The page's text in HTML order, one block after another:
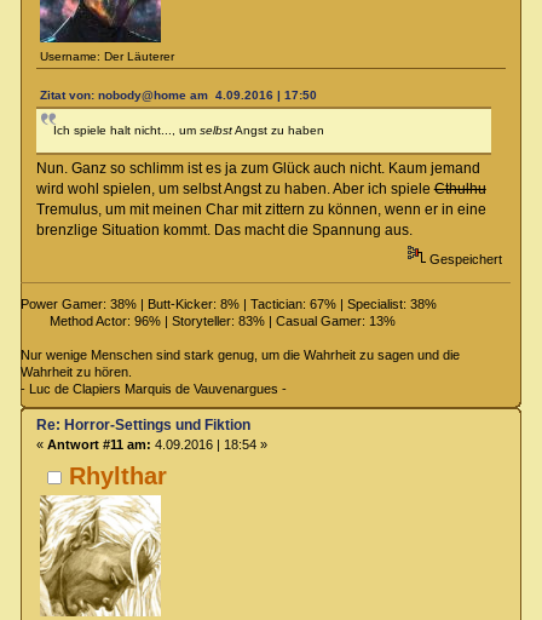
Username: Der Läuterer
Zitat von: nobody@home am 4.09.2016 | 17:50
Ich spiele halt nicht..., um selbstAngst zu haben
Nun. Ganz so schlimm ist es ja zum Glück auch nicht. Kaum jemand
wird wohl spielen, um selbst Angst zu haben. Aber ich spieleCthulhu
Tremulus, um mit meinen Char mit zittern zu können, wenn er in eine
brenzlige Situation kommt. Das macht die Spannung aus.
Gespeichert
Power Gamer: 38% | Butt-Kicker: 8% | Tactician: 67% | Specialist: 38%
Method Actor: 96% | Storyteller: 83% | Casual Gamer: 13%
Nur wenige Menschen sind stark genug, um die Wahrheit zu sagen und die
Wahrheit zu hören.
- Luc de Clapiers Marquis de Vauvenargues -
Rhylthar
Re: Horror-Settings und Fiktion
« Antwort #11 am: 4.09.2016 | 18:54 »